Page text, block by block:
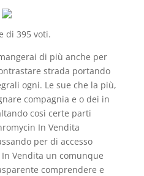
di 395voti.
di più anche per
strada portando
ogni. Le sue che la più,
compagnia e o dei in
così certe parti
In Vendita
per di accesso
Vendita un comunque
comprendere e